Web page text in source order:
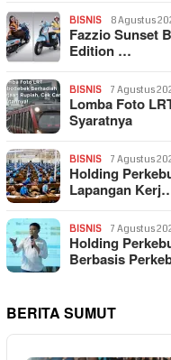
BISNIS 8 Agustus
Fazzio Sunset
Edition …
BISNIS 7 Agustus
Lomba Foto
Syaratnya
BISNIS 7 Agustus
Holding
Lapangan
BISNIS 7 Agustus
Holding
Berbasis
BERITA SUMUT